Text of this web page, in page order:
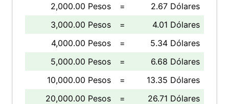
2,000.00 Pesos
=
2.67 Dólares
3,000.00 Pesos
=
4.01 Dólares
4,000.00 Pesos
=
5.34 Dólares
5,000.00 Pesos
=
6.68 Dólares
10,000.00 Pesos
=
13.35 Dólares
20,000.00 Pesos
=
26.71 Dólares